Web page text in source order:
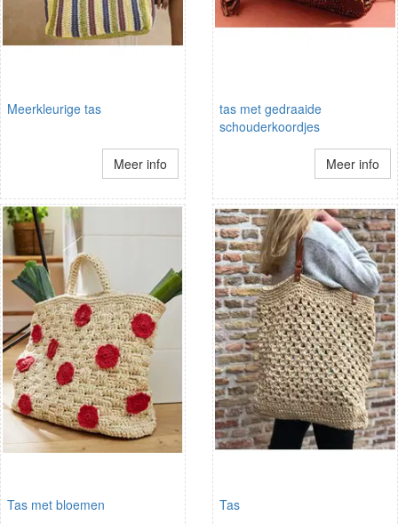
Meerkleurige tas
Meer info
tas met gedraaide
schouderkoordjes
Meer info
Tas met bloemen Tas